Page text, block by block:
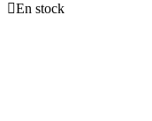
En stock